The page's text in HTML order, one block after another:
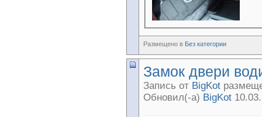
Размещено в Без категории
Замок двери
Запись от BigKot
Обновил(-а) BigKot